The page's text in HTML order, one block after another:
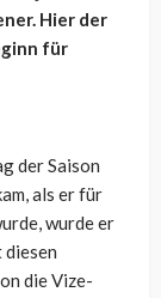
Hier der
für
der Saison
als er für
wurde er
diesen
die Vize-